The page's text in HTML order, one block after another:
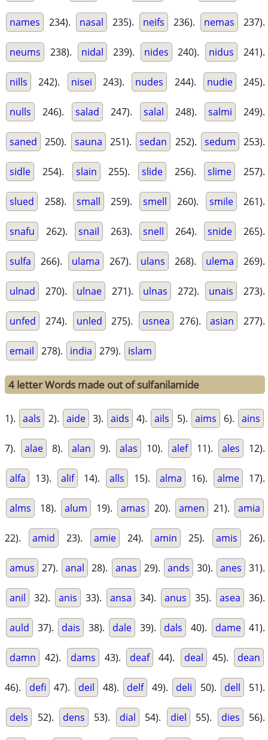
names 234). nasal 235). neifs 236). nemas 237).
neums 238). nidal 239). nides 240). nidus 241).
nills 242). nisei 243). nudes 244). nudie 245).
nulls 246). salad 247). salal 248). salmi 249).
saned 250). sauna 251). sedan 252). sedum 253).
sidle 254). slain 255). slide 256). slime 257).
slued 258). small 259). smell 260). smile 261).
snafu 262). snail 263). snell 264). snide 265).
sulfa 266). ulama 267). ulans 268). ulema 269).
ulnad 270). ulnae 271). ulnas 272). unais 273).
unfed 274). unled 275). usnea 276). asian 277).
email 278). india 279). islam
4 letter Words made out of sulfanilamide
1). aals 2). aide 3). aids 4). ails 5). aims 6). ains
7). alae 8). alan 9). alas 10). alef 11). ales 12).
alfa 13). alif 14). alls 15). alma 16). alme 17).
alms 18). alum 19). amas 20). amen 21). amia
22). amid 23). amie 24). amin 25). amis 26).
amus 27). anal 28). anas 29). ands 30). anes 31).
anil 32). anis 33). ansa 34). anus 35). asea 36).
auld 37). dais 38). dale 39). dals 40). dame 41).
damn 42). dams 43). deaf 44). deal 45). dean
46). defi 47). deil 48). delf 49). deli 50). dell 51).
dels 52). dens 53). dial 54). diel 55). dies 56).